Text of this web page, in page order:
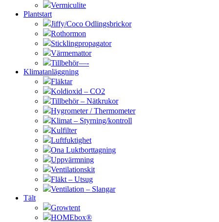
Vermiculite
Plantstart
Jiffy/Coco Odlingsbrickor
Rothormon
Sticklingpropagator
Värmemattor
Tillbehör—-
Klimatanläggning
Fläktar
Koldioxid – CO2
Tillbehör – Nätkrukor
Hygrometer / Thermometer
Klimat – Styrning/kontroll
Kulfilter
Luftfuktighet
Ona Luktborttagning
Uppvärmning
Ventilationskit
Fläkt – Utsug
Ventilation – Slangar
Tält
Growtent
HOMEbox®